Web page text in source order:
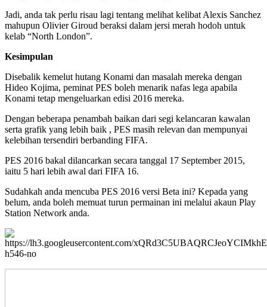
Jadi, anda tak perlu risau lagi tentang melihat kelibat Alexis Sanchez
mahupun Olivier Giroud beraksi dalam jersi merah hodoh untuk
kelab “North London”.
Kesimpulan
Disebalik kemelut hutang Konami dan masalah mereka dengan
Hideo Kojima, peminat PES boleh menarik nafas lega apabila
Konami tetap mengeluarkan edisi 2016 mereka.
Dengan beberapa penambah baikan dari segi kelancaran kawalan
serta grafik yang lebih baik , PES masih relevan dan mempunyai
kelebihan tersendiri berbanding FIFA.
PES 2016 bakal dilancarkan secara tanggal 17 September 2015,
iaitu 5 hari lebih awal dari FIFA 16.
Sudahkah anda mencuba PES 2016 versi Beta ini? Kepada yang
belum, anda boleh memuat turun permainan ini melalui akaun Play
Station Network anda.